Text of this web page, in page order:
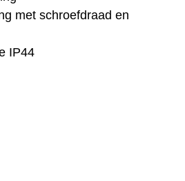
met schroefdraad en
IP44